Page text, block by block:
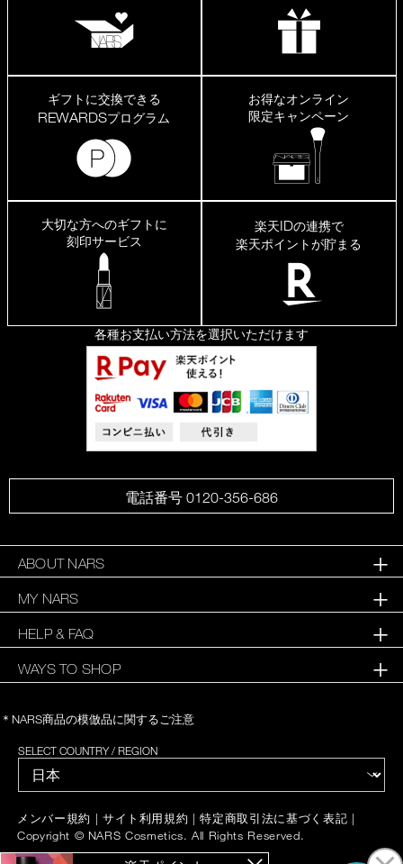
ギフトに交換できる
REWARDSプログラム
お得なオンライン
限定キャンペーン
大切な方へのギフトに
刻印サービス
楽天IDの連携で
楽天ポイントが貯まる
各種お支払い方法を選択いただけます
電話番号 0120-356-686
ABOUT NARS
MY NARS
HELP & FAQ
WAYS TO SHOP
＊NARS商品の模倣品に関するご注意
SELECT COUNTRY / REGION
メンバー規約 | サイト利用規約 |特定商取引法に基づく表記 |
Copyright © NARS Cosmetics. All Rights Reserved.